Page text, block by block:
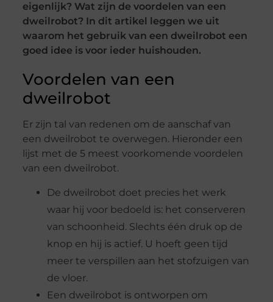
eigenlijk? Wat zijn de voordelen van een
dweilrobot? In dit artikel leggen we uit
waarom het gebruik van een dweilrobot een
goed idee is voor ieder huishouden.
Voordelen van een
dweilrobot
Er zijn tal van redenen om de aanschaf van
een dweilrobot te overwegen. Hieronder een
lijst met de 5 meest voorkomende voordelen
van een dweilrobot.
De dweilrobot doet precies het werk
waar hij voor bedoeld is: het conserveren
van schoonheid. Slechts één druk op de
knop en hij is actief. U hoeft geen tijd
meer te verspillen aan het stofzuigen van
de vloer.
Een dweilrobot is ontworpen om